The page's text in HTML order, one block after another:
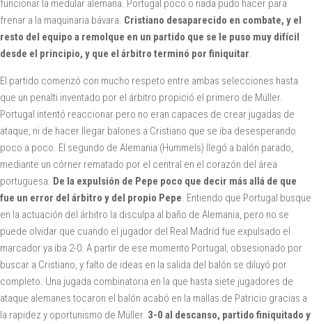
funcionar la medular alemana. Portugal poco o nada pudo hacer para
frenar a la maquinaria bávara. Cristiano desaparecido en combate, y el
resto del equipo a remolque en un partido que se le puso muy difícil
desde el principio, y que el árbitro terminó por finiquitar.
El partido comenzó con mucho respeto entre ambas selecciones hasta
que un penalti inventado por el árbitro propició el primero de Müller.
Portugal intentó reaccionar pero no eran capaces de crear jugadas de
ataque, ni de hacer llegar balones a Cristiano que se iba desesperando
poco a poco. El segundo de Alemania (Hummels) llegó a balón parado,
mediante un córner rematado por el central en el corazón del área
portuguesa. De la expulsión de Pepe poco que decir más allá de que
fue un error del árbitro y del propio Pepe. Entiendo que Portugal busque
en la actuación del árbitro la disculpa al baño de Alemania, pero no se
puede olvidar que cuando el jugador del Real Madrid fue expulsado el
marcador ya iba 2-0. A partir de ese momento Portugal, obsesionado por
buscar a Cristiano, y falto de ideas en la salida del balón se diluyó por
completo. Una jugada combinatoria en la que hasta siete jugadores de
ataque alemanes tocaron el balón acabó en la mallas de Patricio gracias a
la rapidez y oportunismo de Müller. 3-0 al descanso, partido finiquitado y